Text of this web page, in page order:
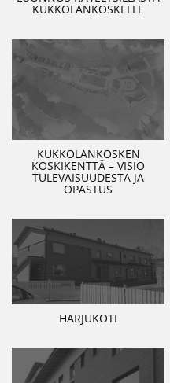
KUKKOLANKOSKELLE
KUKKOLANKOSKEN
KOSKIKENTTÄ – VISIO
TULEVAISUUDESTA JA
OPASTUS
HARJUKOTI